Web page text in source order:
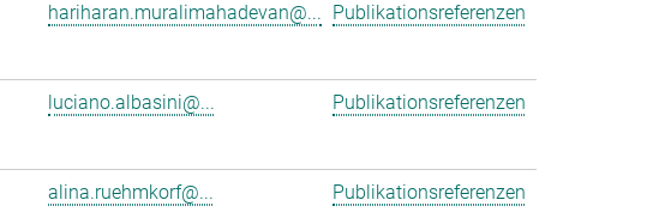
hariharan.muralimahadevan@... Publikationsreferenzen
luciano.albasini@... Publikationsreferenzen
alina.ruehmkorf@... Publikationsreferenzen